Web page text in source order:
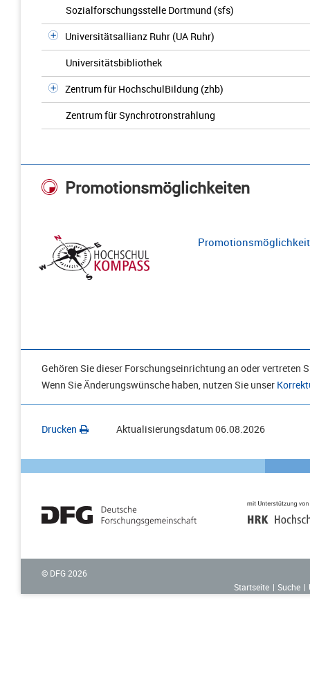
Sozialforschungsstelle Dortmund (sfs)
Universitätsallianz Ruhr (UA Ruhr)
Universitätsbibliothek
Zentrum für HochschulBildung (zhb)
Zentrum für Synchrotronstrahlung
Promotionsmöglichkeiten
Gehören Sie dieser Forschungseinrichtung an oder vertreten
Wenn Sie Änderungswünsche haben, nutzen Sie unser
Drucken Aktualisierungsdatum06.08.2026
© DFG 2026
Startseite
Suche